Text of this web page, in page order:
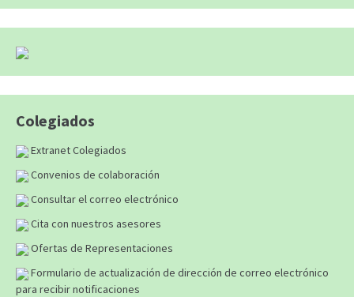
Colegiados
Extranet Colegiados
Convenios de colaboración
Consultar el correo electrónico
Cita con nuestros asesores
Ofertas de Representaciones
Formulario de actualización de dirección de correo electrónico
para recibir notificaciones